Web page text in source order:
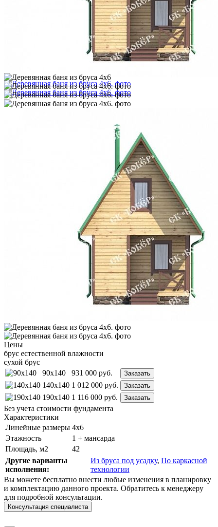
Цены
брус естественной влажности
сухой брус
90x140
931 000 руб. Заказать
140x140 1 012 000 руб. Заказать
190x140 1 116 000 руб. Заказать
Без учета стоимости фундамента
Характеристики
Линейные размеры 4х6
Этажность
1 + мансарда
Площадь, м2
42
Другие варианты
исполнения:
Из бруса под усадку, По каркасной
технологии
Вы можете бесплатно внести любые изменения в планировку
и комплектацию данного проекта. Обратитесь к менеджеру
для подробной консультации.
Консультация специалиста